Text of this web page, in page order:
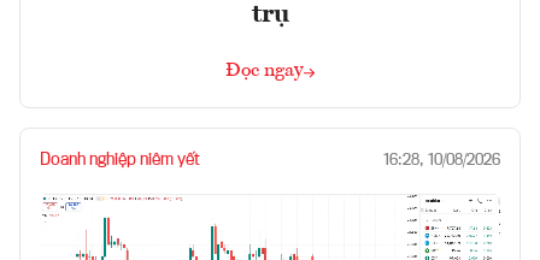
trụ
Đọc ngay
Doanh nghiệp niêm yết 16:28, 10/08/2026